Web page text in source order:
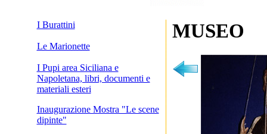
I Burattini
Le Marionette
I Pupi area Siciliana e
Napoletana, libri, documenti e
materiali esteri
Inaugurazione Mostra "Le scene
dipinte"
MUSEO